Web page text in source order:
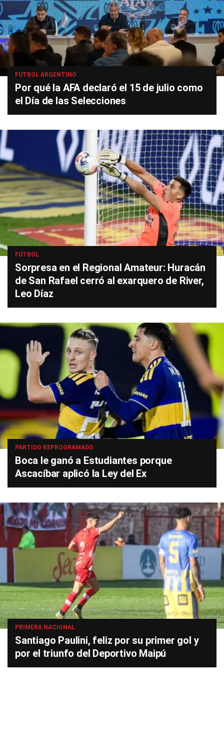
FÚTBOL ARGENTINO
Por qué la AFA declaró el 15 de julio como
el Día de las Selecciones
FÚTBOL
Sorpresa en el Regional Amateur: Huracán
de San Rafael cerró al exarquero de River,
Leo Díaz
PARTIDO REPROGRAMADO
Boca le ganó a Estudiantes porque
Ascacíbar aplicó la Ley del Ex
PRIMERA NACIONAL
Santiago Paulini, feliz por su primer gol y
por el triunfo del Deportivo Maipú